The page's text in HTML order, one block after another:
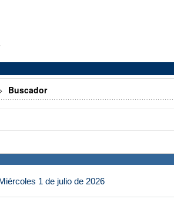
Buscador
1 de julio de 2026